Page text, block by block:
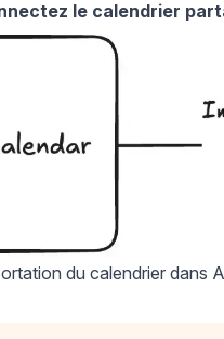
le calendrier
du calendrier dans